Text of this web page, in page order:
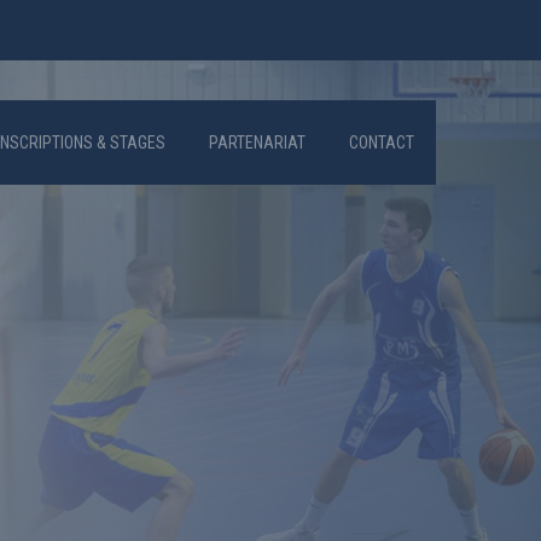
INSCRIPTIONS & STAGES PARTENARIAT CONTACT